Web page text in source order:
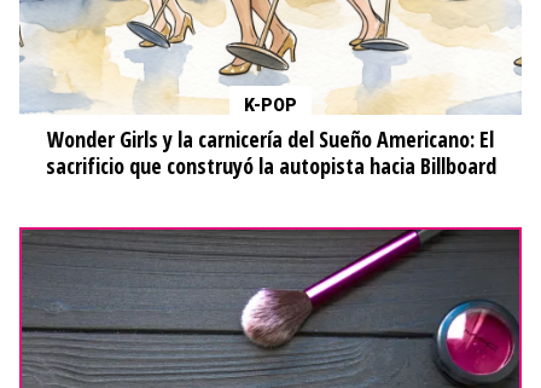
K-POP
Wonder Girls y la carnicería del Sueño Americano: El
sacrificio que construyó la autopista hacia Billboard